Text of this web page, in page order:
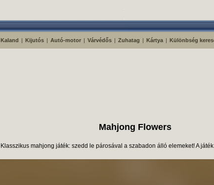
Kaland | Kijutós | Autó-motor | Várvédős | Zuhatag | Kártya | Különbség
Mahjong Flowers
Klasszikus mahjong játék: szedd le párosával a szabadon álló elemeket! A